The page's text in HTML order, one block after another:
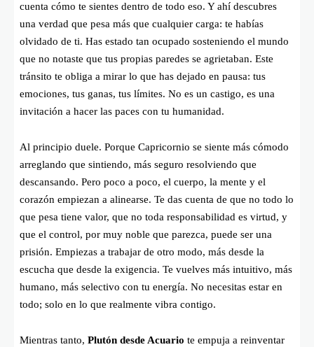
cuenta cómo te sientes dentro de todo eso. Y ahí descubres
una verdad que pesa más que cualquier carga: te habías
olvidado de ti. Has estado tan ocupado sosteniendo el mundo
que no notaste que tus propias paredes se agrietaban. Este
tránsito te obliga a mirar lo que has dejado en pausa: tus
emociones, tus ganas, tus límites. No es un castigo, es una
invitación a hacer las paces con tu humanidad.
Al principio duele. Porque Capricornio se siente más cómodo
arreglando que sintiendo, más seguro resolviendo que
descansando. Pero poco a poco, el cuerpo, la mente y el
corazón empiezan a alinearse. Te das cuenta de que no todo lo
que pesa tiene valor, que no toda responsabilidad es virtud, y
que el control, por muy noble que parezca, puede ser una
prisión. Empiezas a trabajar de otro modo, más desde la
escucha que desde la exigencia. Te vuelves más intuitivo, más
humano, más selectivo con tu energía. No necesitas estar en
todo; solo en lo que realmente vibra contigo.
Mientras tanto, Plutón desde Acuario te empuja a reinventar